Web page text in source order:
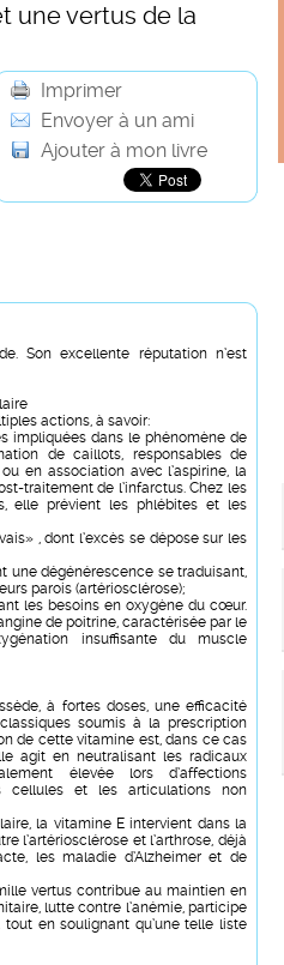
une vertus de la
Imprimer
Envoyer à un ami
Ajouter à mon livre
Son excellente réputation n’est
actions, à savoir:
impliquées dans le phénomène de
de caillots, responsables de
en association avec l’aspirine, la
traitement de l’infarctus. Chez les
elle prévient les phlébites et les
, dont l’excès se dépose sur les
une dégénérescence se traduisant,
parois (artériosclérose);
les besoins en oxygène du cœur.
de poitrine, caractérisée par le
insuffisante du muscle
à fortes doses, une efficacité
soumis à la prescription
de cette vitamine est, dans ce cas
agit en neutralisant les radicaux
élevée lors d’affections
cellules et les articulations non
la vitamine E intervient dans la
l’artériosclérose et l’arthrose, déjà
les maladie d’Alzheimer et de
vertus contribue au maintien en
lutte contre l’anémie, participe
en soulignant qu’une telle liste